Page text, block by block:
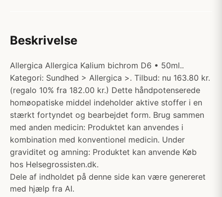
Beskrivelse
Allergica Allergica Kalium bichrom D6 • 50ml..
Kategori: Sundhed > Allergica >. Tilbud: nu 163.80 kr.
(regalo 10% fra 182.00 kr.) Dette håndpotenserede
homøopatiske middel indeholder aktive stoffer i en
stærkt fortyndet og bearbejdet form. Brug sammen
med anden medicin: Produktet kan anvendes i
kombination med konventionel medicin. Under
graviditet og amning: Produktet kan anvende Køb
hos Helsegrossisten.dk.
Dele af indholdet på denne side kan være genereret
med hjælp fra AI.